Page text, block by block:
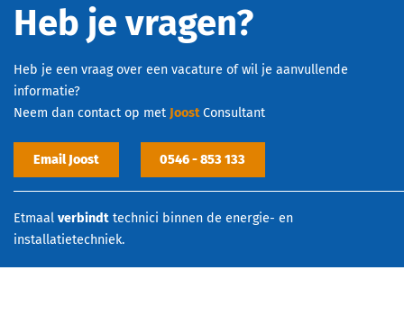
Heb je vragen?
Heb je een vraag over een vacature of wil je aanvullende
informatie?
Neem dan contact op met JoostConsultant
Email Joost 0546 - 853 133
Etmaal verbindt technici binnen de energie- en
installatietechniek.